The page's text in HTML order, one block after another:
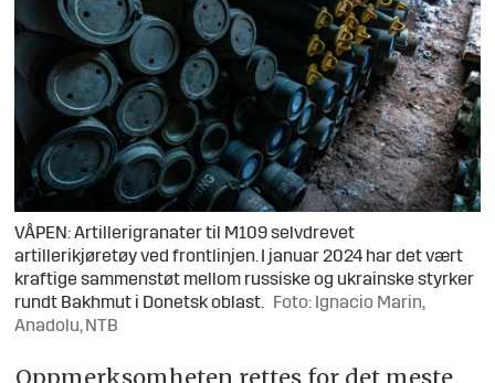
VÅPEN: Artillerigranater til M109 selvdrevet
artillerikjøretøy ved frontlinjen. I januar 2024 har det vært
kraftige sammenstøt mellom russiske og ukrainske styrker
rundt Bakhmut i Donetsk oblast.
Foto: Ignacio Marin,
Anadolu, NTB
Oppmerksomheten rettes for det meste